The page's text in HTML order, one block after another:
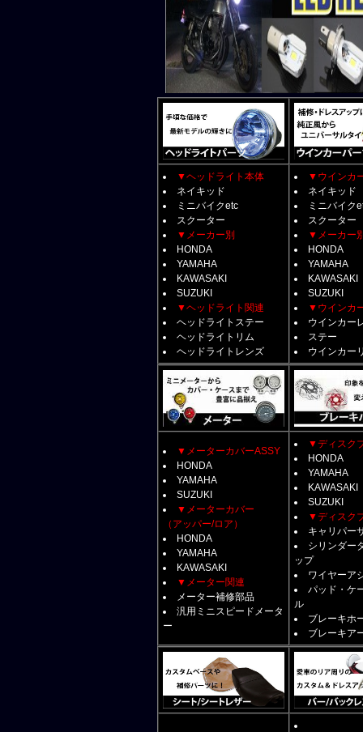
▼ヘッドライト本体
ネイキッド
ミニバイクetc
スクーター
▼メーカー別
HONDA
YAMAHA
KAWASAKI
SUZUKI
▼ヘッドライト関連
ヘッドライトステー
ヘッドライトリム
ヘッドライトレンズ
▼ウインカ
ネイキッド
ミニバイク
スクーター
▼メーカー
HONDA
YAMAHA
KAWASAKI
SUZUKI
▼ウインカ
ウインカー
ステー
ウインカー
▼メーターカバーASSY
HONDA
YAMAHA
SUZUKI
▼メーターカバー
（アッパー/ロア）
HONDA
YAMAHA
KAWASAKI
▼メーター関連
メーター補修部品
汎用ミニスピードメータ
ー
▼ディスク
HONDA
YAMAHA
KAWASAKI
SUZUKI
▼ディスク
キャリパー
シリンダー
ップ
ワイヤーア
パッド・ケ
ル
ブレーキホ
ブレーキア